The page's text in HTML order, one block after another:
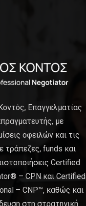
Επαγγελματίας
με
οφειλών και τις
τράπεζες, funds και
Certified
– CPN και Certified
– CNP™, καθώς και
στη στρατηγική